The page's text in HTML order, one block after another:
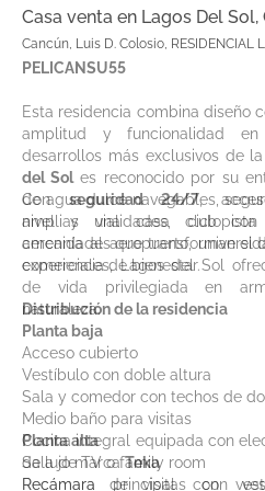
Casa venta en Lagos Del Sol,
Cancún, Luis D. Colosio,
PELICANSU55
Esta residencia combina diseño
amplitud y funcionalidad
desarrollos más exclusivos de
del Soles reconocido por su
de agua dulce navegables,
nivel y una casa club
amenidades que transforman el
experiencia de bienestar.
Conseguridad 24/7,
amplias vialidades,
cercanía al aeropuerto,
comerciales, Lagos del Sol
de vida privilegiada en
naturaleza.
Distribución de la residencia
Planta baja
Acceso cubierto
Vestíbulo con doble altura
Sala y comedor con techos de
Medio baño para visitas
Cocina integral equipada con
de lujo marcaTeka
Recámara de visitas con
Planta alta
Sala de TV o family room
Recámara principal con